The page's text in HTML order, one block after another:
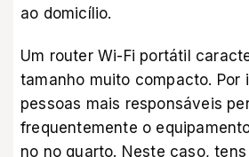
ao domicílio.
Um router Wi-Fi portátil
tamanho muito compacto. Por
pessoas mais responsáveis
frequentemente o
no no quarto. Neste caso,